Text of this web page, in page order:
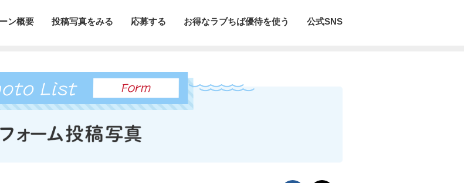
ン概要 投稿写真をみる 応募する お得なラブちば優待を使う 公式SNS